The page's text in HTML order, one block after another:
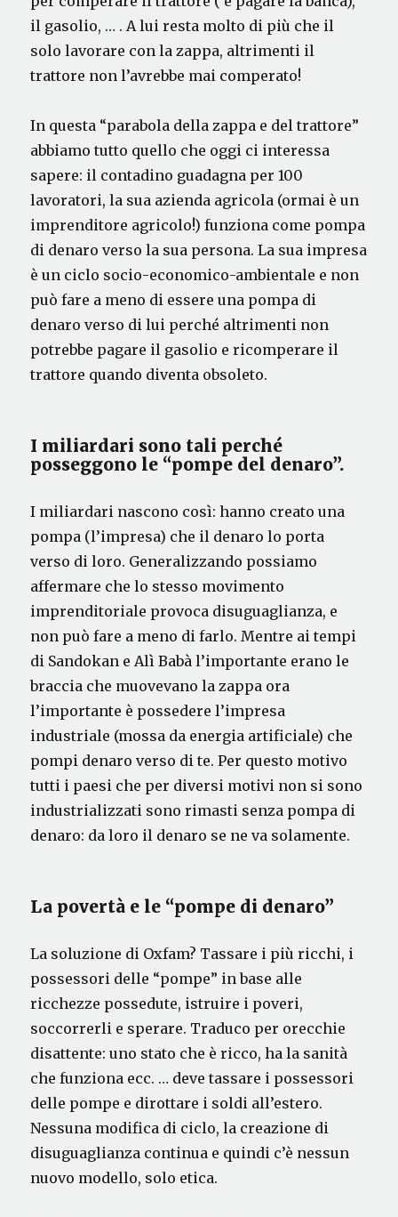
il gasolio, … . A lui resta molto di più che il
solo lavorare con la zappa, altrimenti il
trattore non l’avrebbe mai comperato!
In questa “parabola della zappa e del trattore”
abbiamo tutto quello che oggi ci interessa
sapere: il contadino guadagna per 100
lavoratori, la sua azienda agricola (ormai è un
imprenditore agricolo!) funziona come pompa
di denaro verso la sua persona. La sua impresa
è un ciclo socio-economico-ambientale e non
può fare a meno di essere una pompa di
denaro verso di lui perché altrimenti non
potrebbe pagare il gasolio e ricomperare il
trattore quando diventa obsoleto.
I miliardari sono tali perché
posseggono le “pompe del denaro”.
I miliardari nascono così: hanno creato una
pompa (l’impresa) che il denaro lo porta
verso di loro. Generalizzando possiamo
affermare che lo stesso movimento
imprenditoriale provoca disuguaglianza, e
non può fare a meno di farlo. Mentre ai tempi
di Sandokan e Alì Babà l’importante erano le
braccia che muovevano la zappa ora
l’importante è possedere l’impresa
industriale (mossa da energia artificiale) che
pompi denaro verso di te. Per questo motivo
tutti i paesi che per diversi motivi non si sono
industrializzati sono rimasti senza pompa di
denaro: da loro il denaro se ne va solamente.
La povertà e le “pompe di denaro”
La soluzione di Oxfam? Tassare i più ricchi, i
possessori delle “pompe” in base alle
ricchezze possedute, istruire i poveri,
soccorrerli e sperare. Traduco per orecchie
disattente: uno stato che è ricco, ha la sanità
che funziona ecc. … deve tassare i possessori
delle pompe e dirottare i soldi all’estero.
Nessuna modifica di ciclo, la creazione di
disuguaglianza continua e quindi c’è nessun
nuovo modello, solo etica.